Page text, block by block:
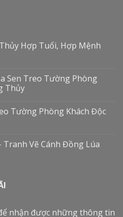
Hợp Tuổi, Hợp Mệnh
Sen Treo Tường Phòng
Thủy
Tường Phòng Khách Độc
Vẽ Cánh Đồng Lúa
nhận được những thông tin